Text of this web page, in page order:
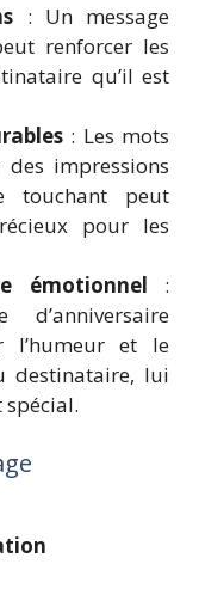
: Un message
renforcer les
qu’il est
: Les mots
impressions
touchant peut
pour les
émotionnel :
d’anniversaire
l’humeur et le
destinataire, lui